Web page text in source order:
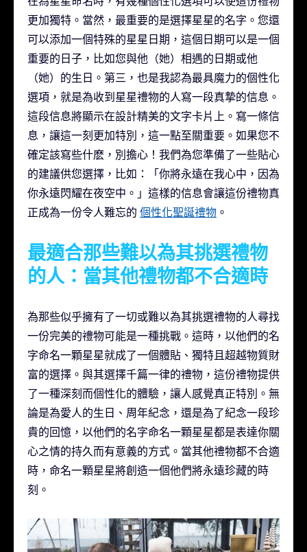
更加獨特。當然，最重要的是選擇星星的名字。您還
可以添加一個特殊的星星日期，這個日期可以是一個
重要的日子，比如您與他（她）相遇的日期或他
（她）的生日。第三，也是我認為最具魔力的個性化
選項，就是為收到星星禮物的人寫一段真摯的信息。
這段信息將顯示在設計精美的文字卡片上。寫一條信
息，讓這一刻更加特別，這一點至關重要。如果您不
確定該寫些什麽，別擔心！我們為您準備了一些貼心
的建議供您選擇，比如：「你將永遠在我心中，因為
你永遠閃耀在夜空中。」這樣的信息會讓這份禮物真
正成為一份令人難忘的 個性化聖誕禮物 。
最適合那些難以為其挑選禮物
的人：當其他禮物都不合適時
為那些似乎擁有了一切或難以為其挑選禮物的人尋找
一份完美的禮物可能是一種挑戰。這時，以他們的名
字命名一顆星星就成了一個體貼、獨特且超越物質財
富的選擇。與其選擇千篇一律的禮物，這份禮物提供
了一種深刻而個性化的體驗，讓人感覺真正特別。無
論是為愛人的生日、周年紀念，還是為了紀念一段珍
貴的回憶，以他們的名字命名一顆星星都是表達你關
心之情的持久而有意義的方式。當其他禮物都不合適
時，命名一顆星星將創造一個他們將永遠珍藏的時
刻。